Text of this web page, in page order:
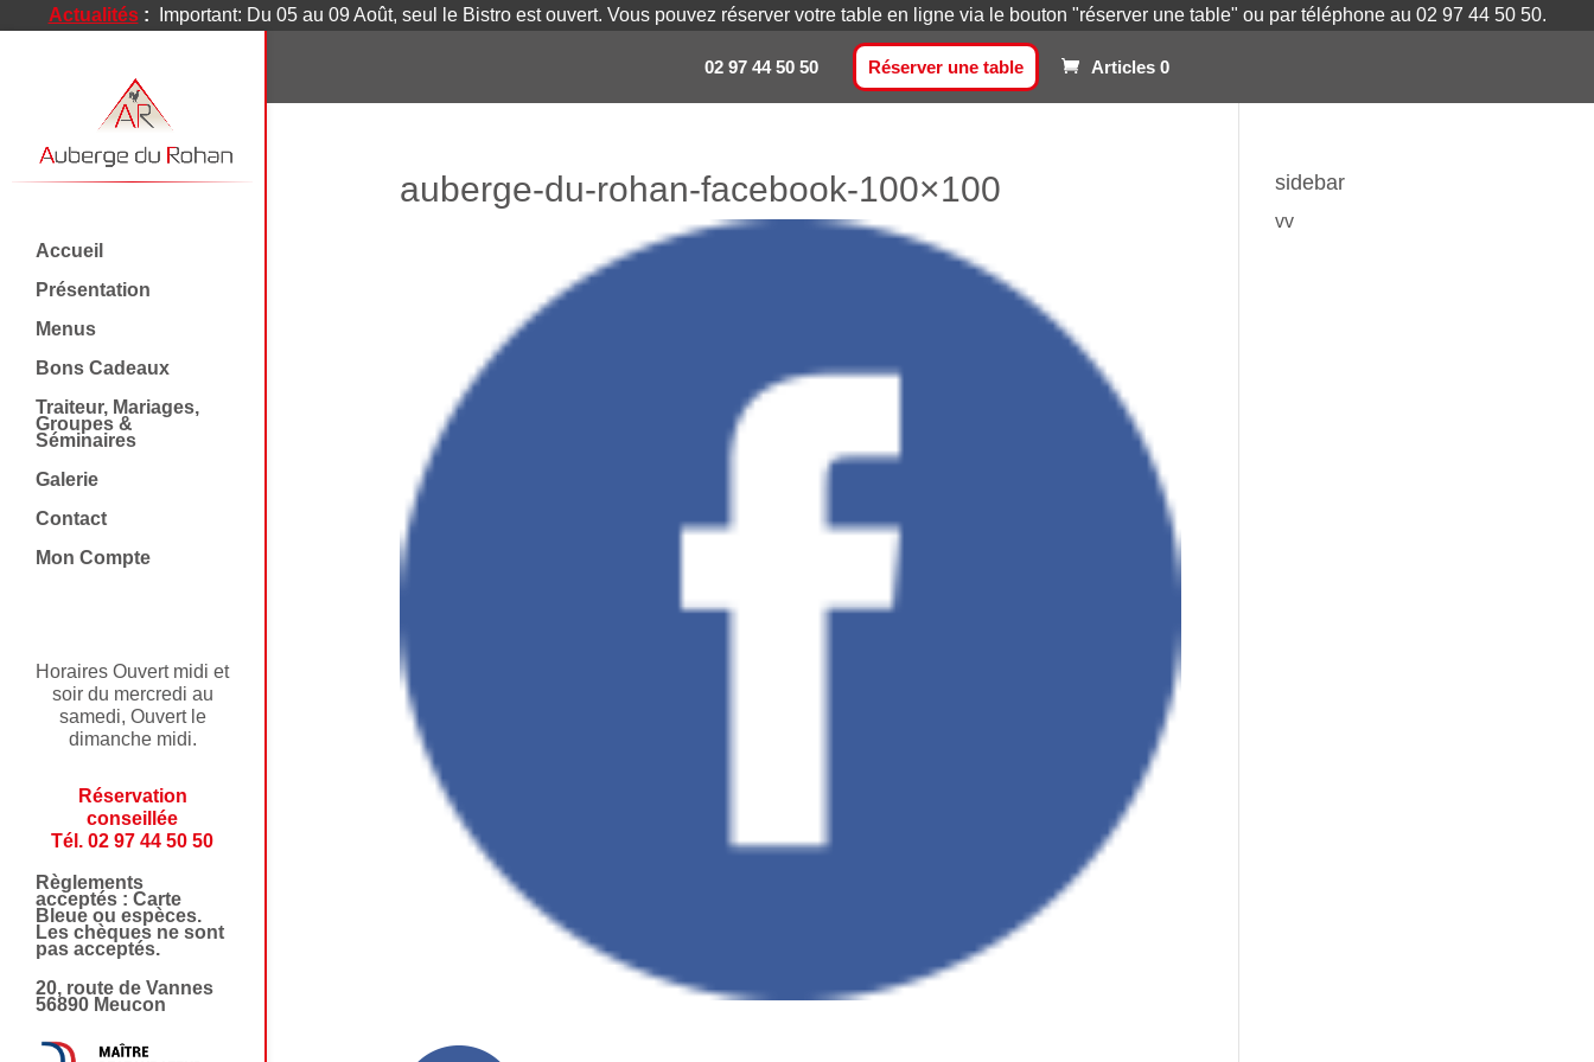
Actualités: Important: Du 05 au 09 Août, seul le Bistro est ouvert. Vous pouvez réserver votre table en ligne via le bouton "réserver une table" ou par téléphone au 02 97 44 50 50.
02 97 44 50 50 Réserver une table Articles 0
Accueil
Présentation
Menus
Bons Cadeaux
Traiteur, Mariages,
Groupes &
Séminaires
Galerie
Contact
Mon Compte
Horaires Ouvert midi et
soir du mercredi au
samedi, Ouvert le
dimanche midi.
Réservation
conseillée
Tél. 02 97 44 50 50
Règlements
acceptés : Carte
Bleue ou espèces.
Les chèques ne sont
pas acceptés.
20, route de Vannes
56890 Meucon
auberge-du-rohan-facebook-100×100 sidebar
vv